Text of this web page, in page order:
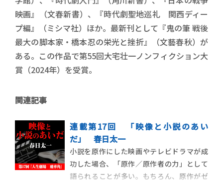
映画』（文春新書）、『時代劇聖地巡礼 関西ディー
プ編』（ミシマ社）ほか。最新刊として『鬼の筆 戦後
最大の脚本家・橋本忍の栄光と挫折』（文藝春秋）が
ある。この作品で第55回大宅壮一ノンフィクション大
賞（2024年）を受賞。
関連記事
連載第17回 「映像と小説のあい
だ」 春日太一
小説を原作にした映画やテレビドラマが成
功した場合、「原作／原作者の力」として
語られることが多い。もちろん、原作がゼ